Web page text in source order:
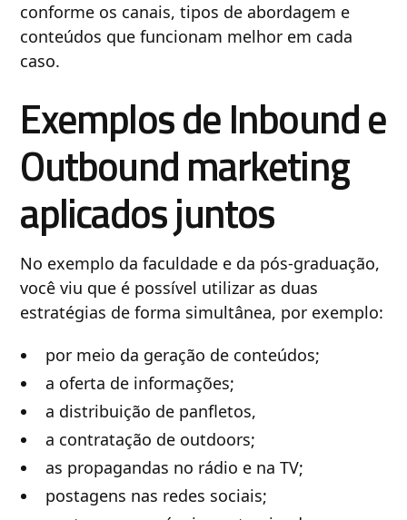
conforme os canais, tipos de abordagem e
conteúdos que funcionam melhor em cada
caso.
Exemplos de Inbound e
Outbound marketing
aplicados juntos
No exemplo da faculdade e da pós-graduação,
você viu que é possível utilizar as duas
estratégias de forma simultânea, por exemplo:
por meio da geração de conteúdos;
a oferta de informações;
a distribuição de panfletos,
a contratação de outdoors;
as propagandas no rádio e na TV;
postagens nas redes sociais;